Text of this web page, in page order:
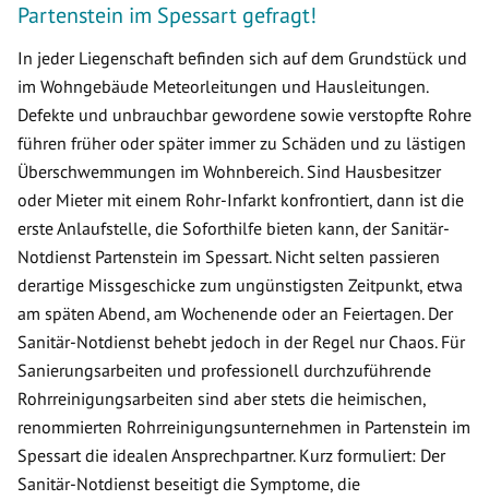
Partenstein im Spessart gefragt!
In jeder Liegenschaft befinden sich auf dem Grundstück und
im Wohngebäude Meteorleitungen und Hausleitungen.
Defekte und unbrauchbar gewordene sowie verstopfte Rohre
führen früher oder später immer zu Schäden und zu lästigen
Überschwemmungen im Wohnbereich. Sind Hausbesitzer
oder Mieter mit einem Rohr-Infarkt konfrontiert, dann ist die
erste Anlaufstelle, die Soforthilfe bieten kann, der Sanitär-
Notdienst Partenstein im Spessart. Nicht selten passieren
derartige Missgeschicke zum ungünstigsten Zeitpunkt, etwa
am späten Abend, am Wochenende oder an Feiertagen. Der
Sanitär-Notdienst behebt jedoch in der Regel nur Chaos. Für
Sanierungsarbeiten und professionell durchzuführende
Rohrreinigungsarbeiten sind aber stets die heimischen,
renommierten Rohrreinigungsunternehmen in Partenstein im
Spessart die idealen Ansprechpartner. Kurz formuliert: Der
Sanitär-Notdienst beseitigt die Symptome, die